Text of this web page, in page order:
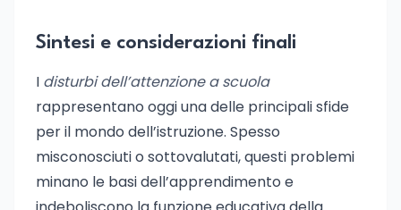
Sintesi e considerazioni finali
I disturbi dell’attenzione a scuola
rappresentano oggi una delle principali sfide
per il mondo dell’istruzione. Spesso
misconosciuti o sottovalutati, questi problemi
minano le basi dell’apprendimento e